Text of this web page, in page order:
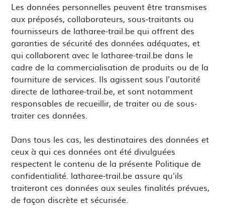
Les données personnelles peuvent être transmises
aux préposés, collaborateurs, sous-traitants ou
fournisseurs de latharee-trail.be qui offrent des
garanties de sécurité des données adéquates, et
qui collaborent avec le latharee-trail.be dans le
cadre de la commercialisation de produits ou de la
fourniture de services. Ils agissent sous l'autorité
directe de latharee-trail.be, et sont notamment
responsables de recueillir, de traiter ou de sous-
traiter ces données.
Dans tous les cas, les destinataires des données et
ceux à qui ces données ont été divulguées
respectent le contenu de la présente Politique de
confidentialité. latharee-trail.be assure qu'ils
traiteront ces données aux seules finalités prévues,
de façon discrète et sécurisée.